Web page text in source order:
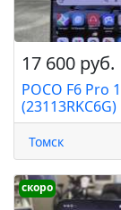
17 600 руб.
POCO F6 Pro
Томск
скоро